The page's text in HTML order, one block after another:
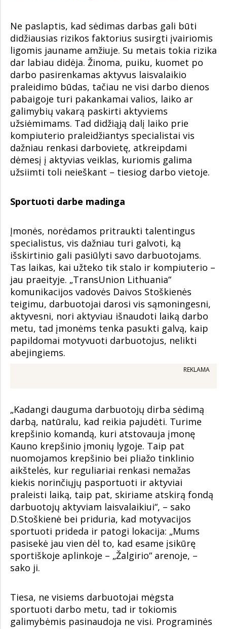
Ne paslaptis, kad sėdimas darbas gali būti
didžiausias rizikos faktorius susirgti įvairiomis
ligomis jauname amžiuje. Su metais tokia rizika
dar labiau didėja. Žinoma, puiku, kuomet po
darbo pasirenkamas aktyvus laisvalaikio
praleidimo būdas, tačiau ne visi darbo dienos
pabaigoje turi pakankamai valios, laiko ar
galimybių vakarą paskirti aktyviems
užsiėmimams. Tad didžiąją dalį laiko prie
kompiuterio praleidžiantys specialistai vis
dažniau renkasi darbovietę, atkreipdami
dėmesį į aktyvias veiklas, kuriomis galima
užsiimti toli neieškant – tiesiog darbo vietoje.
Sportuoti darbe madinga
Įmonės, norėdamos pritraukti talentingus
specialistus, vis dažniau turi galvoti, ką
išskirtinio gali pasiūlyti savo darbuotojams.
Tas laikas, kai užteko tik stalo ir kompiuterio –
jau praeityje. „TransUnion Lithuania“
komunikacijos vadovės Daivos Stoškienės
teigimu, darbuotojai darosi vis sąmoningesni,
aktyvesni, nori aktyviau išnaudoti laiką darbo
metu, tad įmonėms tenka pasukti galvą, kaip
papildomai motyvuoti darbuotojus, nelikti
abejingiems.
REKLAMA
„Kadangi dauguma darbuotojų dirba sėdimą
darbą, natūralu, kad reikia pajudėti. Turime
krepšinio komandą, kuri atstovauja įmonę
Kauno krepšinio įmonių lygoje. Taip pat
nuomojamos krepšinio bei pliažo tinklinio
aikštelės, kur reguliariai renkasi nemažas
kiekis norinčiųjų pasportuoti ir aktyviai
praleisti laiką, taip pat, skiriame atskirą fondą
darbuotojų aktyviam laisvalaikiui“, – sako
D.Stoškienė bei priduria, kad motyvacijos
sportuoti prideda ir patogi lokacija: „Mums
pasisekė jau vien dėl to, kad esame įsikūrę
sportiškoje aplinkoje – „Žalgirio“ arenoje, –
sako ji.
Tiesa, ne visiems darbuotojai mėgsta
sportuoti darbo metu, tad ir tokiomis
galimybėmis pasinaudoja ne visi. Programinės